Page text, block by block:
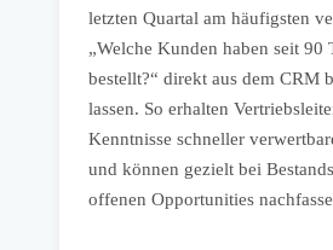
letzten Quartal am häufigsten
„Welche Kunden haben seit 90
bestellt?“ direkt aus dem CRM
lassen. So erhalten
Kenntnisse schneller
und können gezielt bei
offenen Opportunities